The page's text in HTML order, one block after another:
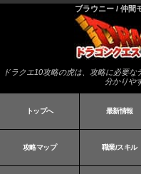
ブラウニー / 仲間
ドラクエ10攻略の虎は、攻略に必要な
分かりや
トップへ 最新情報
攻略マップ 職業/スキル